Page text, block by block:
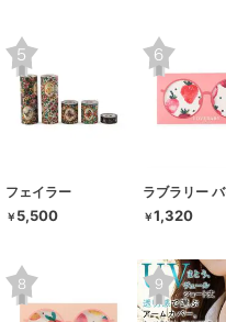
フェイラー
￥ 5,500 ￥1,320